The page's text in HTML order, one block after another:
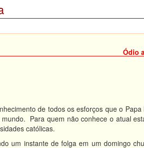
Ódio
de todos os esforços que o
Para quem não conhece o atual
católicas.
um instante de folga em um domingo